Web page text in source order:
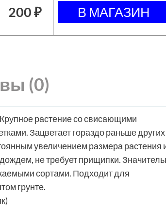
200 ₽
(0)
растение со свисающими
Зацветает гораздо раньше других
увеличением размера растения
не требует прищипки.
сортами. Подходит для
грунте.